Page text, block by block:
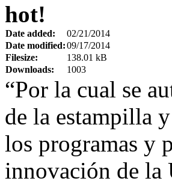
hot!
Date added:
02/21/2014
Date modified:09/17/2014
Filesize:
138.01 kB
Downloads:
1003
“Por la cual se
de la estampilla
los programas y
innovación de la